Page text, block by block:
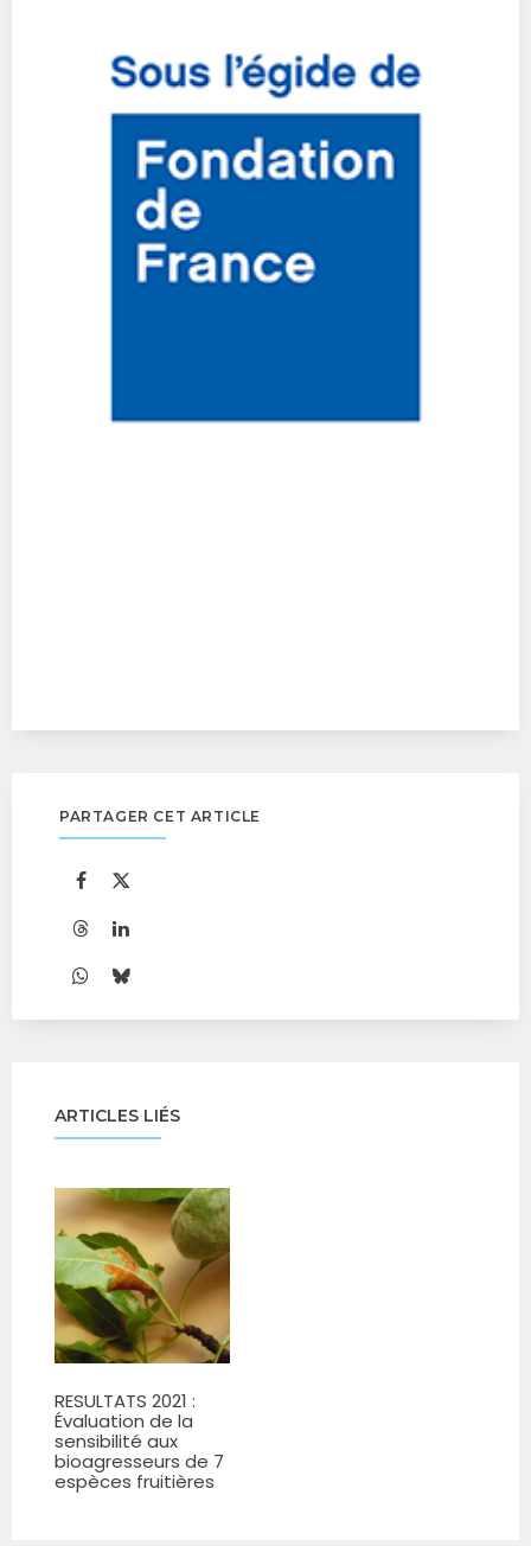
PARTAGER CET ARTICLE
ARTICLES LIÉS
RESULTATS 2021 :
Évaluation de la
sensibilité aux
bioagresseurs de 7
espèces fruitières